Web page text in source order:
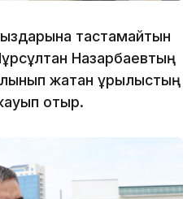
тастамайтын
Назарбаевтың
жатқан құрылыстың
отыр.